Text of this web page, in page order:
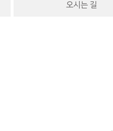
오시는 길